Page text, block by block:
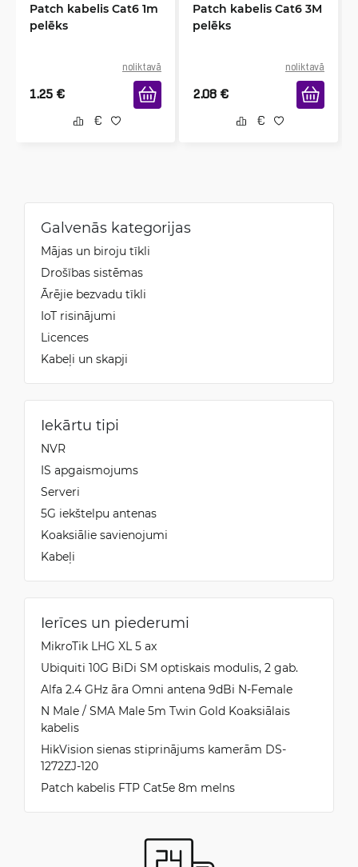
Patch kabelis Cat6 1m
pelēks
noliktavā
1.25 €
Patch kabelis Cat6 3M
pelēks
noliktavā
2.08 €
Galvenās kategorijas
Mājas un biroju tīkli
Drošības sistēmas
Ārējie bezvadu tīkli
IoT risinājumi
Licences
Kabeļi un skapji
Iekārtu tipi
NVR
IS apgaismojums
Serveri
5G iekštelpu antenas
Koaksiālie savienojumi
Kabeļi
Ierīces un piederumi
MikroTik LHG XL 5 ax
Ubiquiti 10G BiDi SM optiskais modulis, 2 gab.
Alfa 2.4 GHz āra Omni antena 9dBi N-Female
N Male / SMA Male 5m Twin Gold Koaksiālais
kabelis
HikVision sienas stiprinājums kamerām DS-
1272ZJ-120
Patch kabelis FTP Cat5e 8m melns